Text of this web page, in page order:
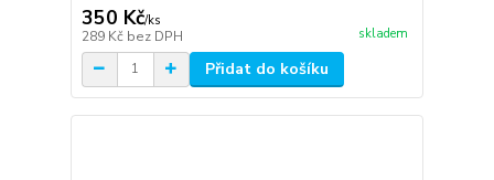
350 Kč/ks
289 Kč bez DPH skladem
Přidat do košíku